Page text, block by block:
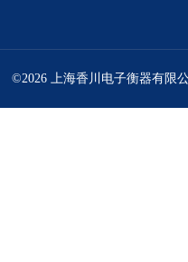
©2026 上海香川电子衡器有限